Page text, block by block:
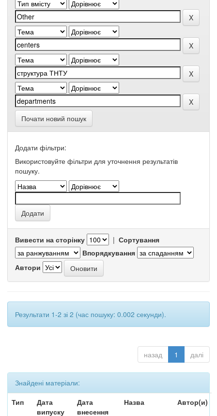
Почати новий пошук
Додати фільтри:
Використовуйте фільтри для уточнення результатів
пошуку.
Вивести на сторінку | Сортування
Впорядкування
Автори
Результати 1-2 зі 2 (час пошуку: 0.002 секунди).
назад 1 далі
Знайдені матеріали:
Тип
Дата
випуску
Дата
внесення
Назва Автор(и)